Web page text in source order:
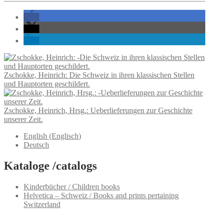
Zschokke, Heinrich: Die Schweiz in ihren klassischen Stellen
und Hauptorten geschildert.
Zschokke, Heinrich, Hrsg.: Ueberlieferungen zur Geschichte
unserer Zeit.
English (Englisch)
Deutsch
Kataloge /catalogs
Kinderbücher / Children books
Helvetica – Schweiz / Books and prints pertaining
Switzerland